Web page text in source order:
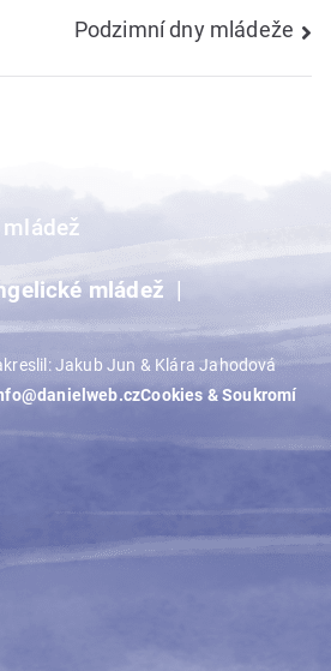
Podzimní dny mládeže
mládež
mládež
Jakub Jun & Klára Jahodová
Cookies & Soukromí